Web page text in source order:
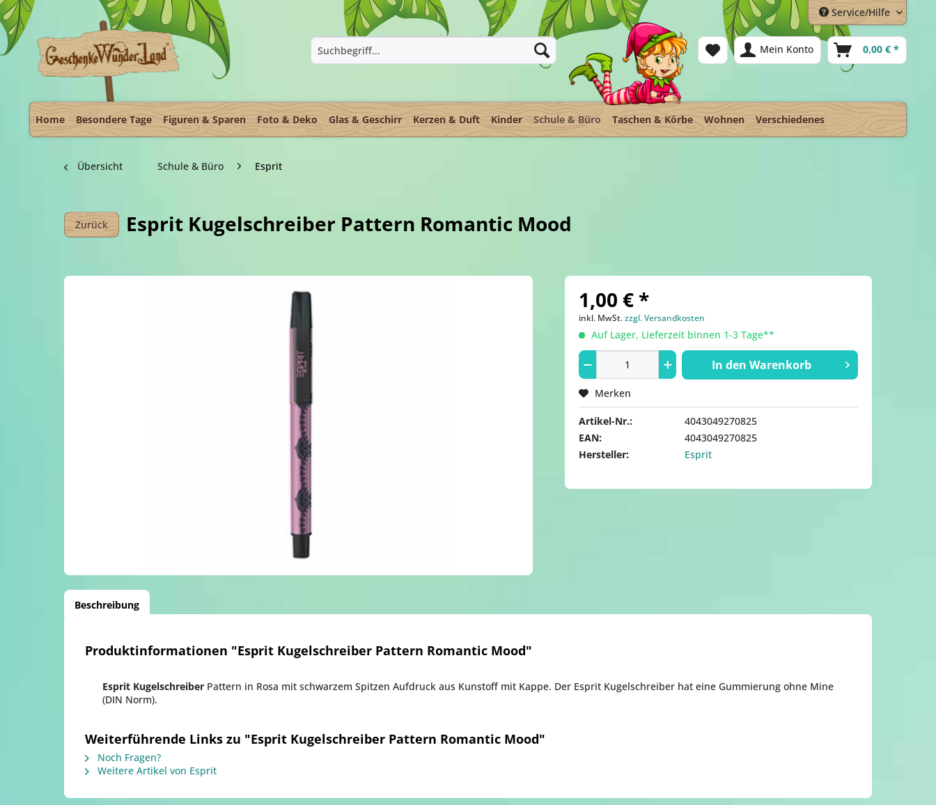
Service/Hilfe
Mein Konto 0,00 € *
Home Besondere Tage Figuren & Sparen Foto & Deko Glas & Geschirr Kerzen & Duft Kinder Schule & Büro Taschen & Körbe Wohnen Verschiedenes
Übersicht Schule & Büro Esprit
Zurück Esprit Kugelschreiber Pattern Romantic Mood
1,00 € *
inkl. MwSt.zzgl. Versandkosten
Auf Lager, Lieferzeit binnen 1-3 Tage**
In den Warenkorb
Merken
Artikel-Nr.:
4043049270825
EAN:
4043049270825
Hersteller:
Esprit
Beschreibung
Produktinformationen "Esprit Kugelschreiber Pattern Romantic Mood"
Esprit Kugelschreiber Pattern in Rosa mit schwarzem Spitzen Aufdruck aus Kunstoff mit Kappe. Der Esprit Kugelschreiber hat eine Gummierung ohne Mine
(DIN Norm).
Weiterführende Links zu "Esprit Kugelschreiber Pattern Romantic Mood"
Noch Fragen?
Weitere Artikel von Esprit